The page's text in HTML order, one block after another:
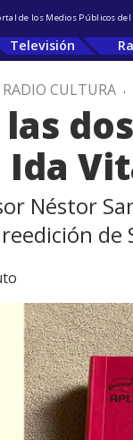
de los Medios Públicos
Televisión
RADIO CULTURA .
Ida
Néstor
de